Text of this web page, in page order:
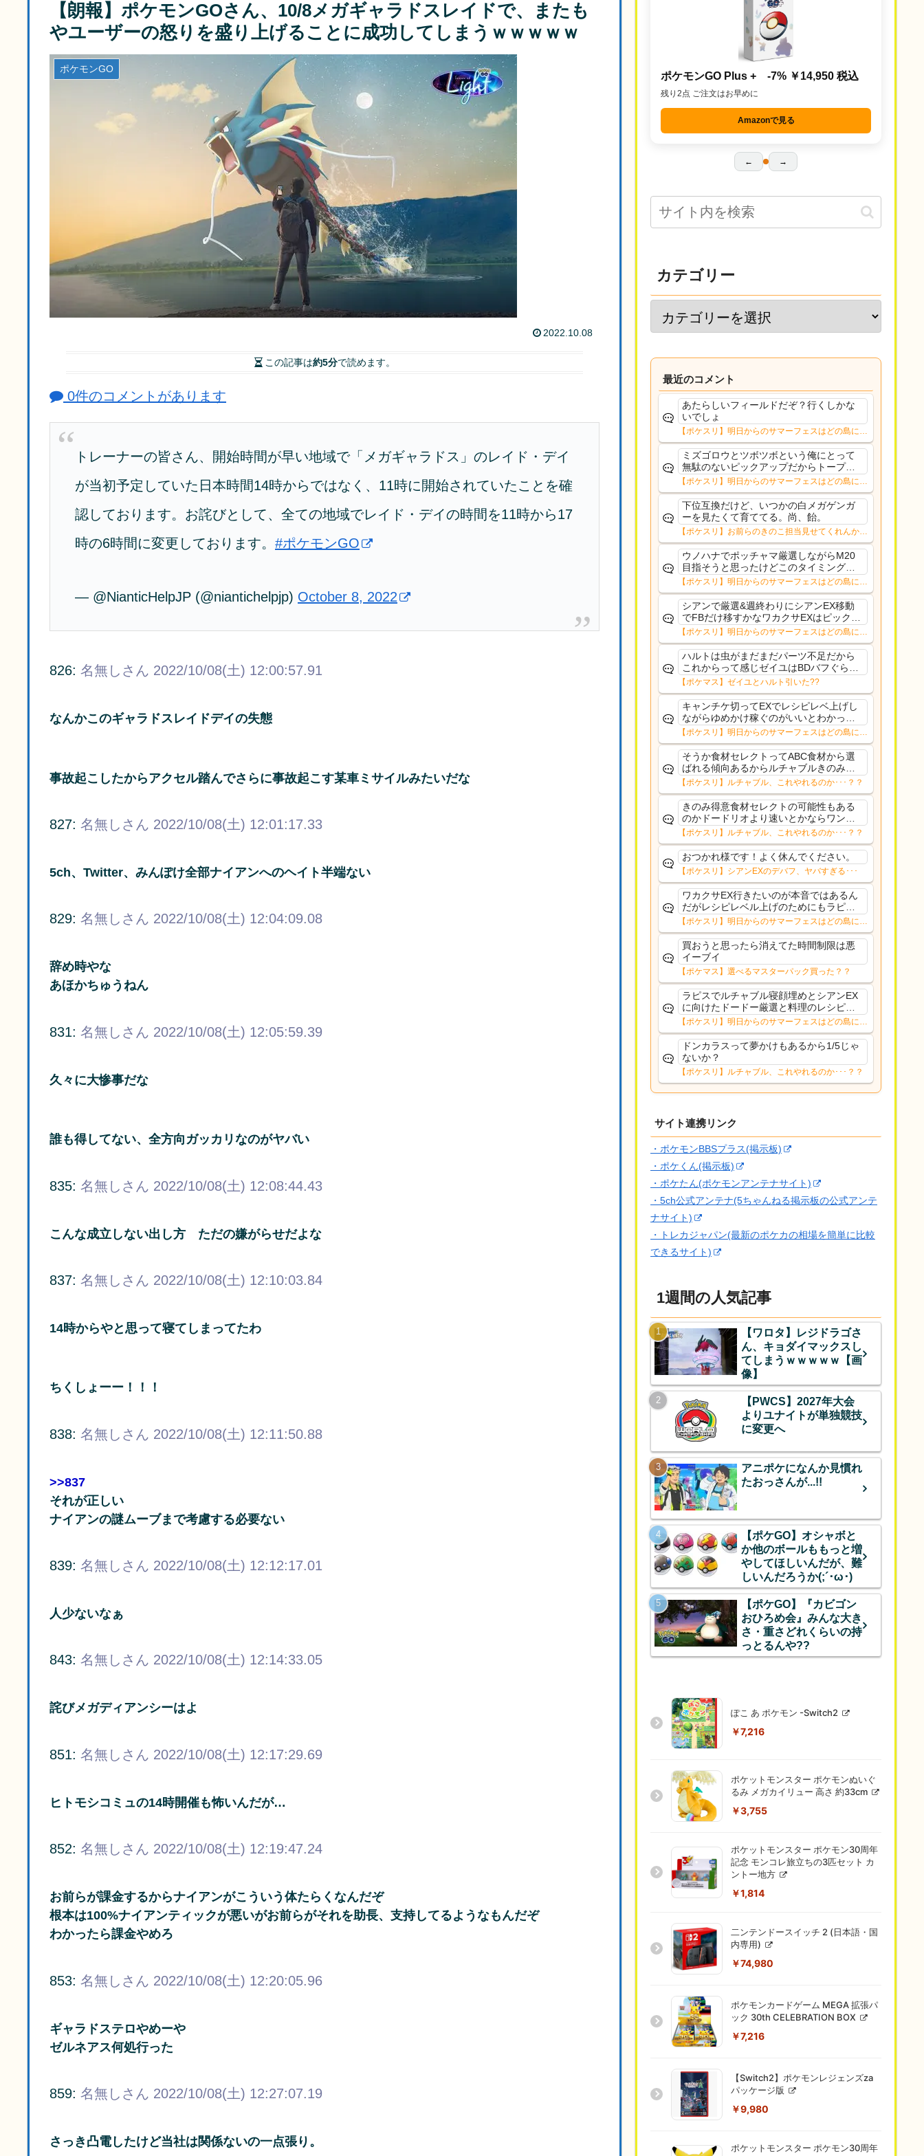
【朗報】ポケモンGOさん、10/8メガギャラドスレイドで、またも
やユーザーの怒りを盛り上げることに成功してしまうｗｗｗｗｗ
ポケモンGO
2022.10.08
この記事は約5分で読めます。
0件のコメントがあります
トレーナーの皆さん、開始時間が早い地域で「メガギャラドス」のレイド・デイ
が当初予定していた日本時間14時からではなく、11時に開始されていたことを確
認しております。お詫びとして、全ての地域でレイド・デイの時間を11時から17
時の6時間に変更しております。 #ポケモンGO
— @NianticHelpJP (@niantichelpjp) October 8, 2022
826: 名無しさん 2022/10/08(土) 12:00:57.91
なんかこのギャラドスレイドデイの失態
事故起こしたからアクセル踏んでさらに事故起こす某車ミサイルみたいだな
827: 名無しさん 2022/10/08(土) 12:01:17.33
5ch、Twitter、みんぽけ全部ナイアンへのヘイト半端ない
829: 名無しさん 2022/10/08(土) 12:04:09.08
辞め時やな
あほかちゅうねん
831: 名無しさん 2022/10/08(土) 12:05:59.39
久々に大惨事だな
誰も得してない、全方向ガッカリなのがヤバい
835: 名無しさん 2022/10/08(土) 12:08:44.43
こんな成立しない出し方 ただの嫌がらせだよな
837: 名無しさん 2022/10/08(土) 12:10:03.84
14時からやと思って寝てしまってたわ
ちくしょーー！！！
838: 名無しさん 2022/10/08(土) 12:11:50.88
>>837
それが正しい
ナイアンの謎ムーブまで考慮する必要ない
839: 名無しさん 2022/10/08(土) 12:12:17.01
人少ないなぁ
843: 名無しさん 2022/10/08(土) 12:14:33.05
詫びメガディアンシーはよ
851: 名無しさん 2022/10/08(土) 12:17:29.69
ヒトモシコミュの14時開催も怖いんだが…
852: 名無しさん 2022/10/08(土) 12:19:47.24
お前らが課金するからナイアンがこういう体たらくなんだぞ
根本は100%ナイアンティックが悪いがお前らがそれを助長、支持してるようなもんだぞ
わかったら課金やめろ
853: 名無しさん 2022/10/08(土) 12:20:05.96
ギャラドステロやめーや
ゼルネアス何処行った
859: 名無しさん 2022/10/08(土) 12:27:07.19
さっき凸電したけど当社は関係ないの一点張り。
ポケモンGO Plus + -7% ￥14,950 税込
残り2点 ご注文はお早めに
Amazonで見る
← →
カテゴリー
最近のコメント
あたらしいフィールドだぞ？行くしかな
いでしょ
【ポケスリ】明日からのサマーフェスはどの島に行
く？？12日㈬からはNMD
ミズゴロウとツボツボという俺にとって
無駄のないピックアップだからトープだ
わルチャブルもそこまでな性能っぽいし
安心していける
【ポケスリ】明日からのサマーフェスはどの島に行
く？？12日㈬からはNMD
下位互換だけど、いつかの白メガゲンガ
ーを見たくて育ててる。尚、飴。
【ポケスリ】お前らのきのこ担当見せてくれんか…
ウノハナでポッチャマ厳選しながらM20
目指そうと思ったけどこのタイミングで
目指す意味もないことに気づいたそれな
ら10%デバフ受け入れてもリサexゆめか
け集めつつFB配れるワカクサEXの方がい
いかな〜
【ポケスリ】明日からのサマーフェスはどの島に行
く？？12日㈬からはNMD
シアンで厳選&週終わりにシアンEX移動
でFBだけ移すかなワカクサEXはピックア
ップ出てくる確率低すぎるルチャブルも
食材セレクトでそんなガチ性能でもない
からラピス行くほどでもないし
【ポケスリ】明日からのサマーフェスはどの島に行
く？？12日㈬からはNMD
ハルトは虫がまだまだパーツ不足だから
これからって感じゼイユはBDバフぐらい
技1で配れるようにしてほしかった
【ポケマス】ゼイユとハルト引いた??
キャンチケ切ってEXでレシピレベ上げし
ながらゆめかけ稼ぐのがいいとわかって
るのだが、ルチャルブルごときに切るよ
りデカヌチャン(きのバ)に期待してゆった
りトープ
【ポケスリ】明日からのサマーフェスはどの島に行
く？？12日㈬からはNMD
そうか食材セレクトってABC食材から選
ばれる傾向あるからルチャブルきのみ得
意でもない限り挽回きついのか。肝心の
ハーブミートジンジャーのAAA共はデバ
フ受けても強そうな面子だもんなぁ
【ポケスリ】ルチャブル、これやれるのか･･･？？
きのみ得意食材セレクトの可能性もある
のかドードリオより速いとかならワンチ
ャン…？
【ポケスリ】ルチャブル、これやれるのか･･･？？
おつかれ様です！よく休んでください。
【ポケスリ】シアンEXのデバフ、ヤバすぎる･･･
ワカクサEX行きたいのが本音ではあるん
だがレシピレベル上げのためにもラピス
かもワカクサEXのデバフ受けながらのレ
シピ上げってかなりストレス有るんよド
ードー厳選とルチャブル寝顔も取っとき
たいし
【ポケスリ】明日からのサマーフェスはどの島に行
く？？12日㈬からはNMD
買おうと思ったら消えてた時間制限は悪
イーブイ
【ポケマス】選べるマスターパック買った？？
ラピスでルチャブル寝顔埋めとシアンEX
に向けたドードー厳選と料理のレシピレ
ベル上げシアンEXにFL移すかは考え中キ
ャンチケは切らずにまったり過ごす予定
【ポケスリ】明日からのサマーフェスはどの島に行
く？？12日㈬からはNMD
ドンカラスって夢かけもあるから1/5じゃ
ないか？
【ポケスリ】ルチャブル、これやれるのか･･･？？
サイト連携リンク
・ポケモンBBSプラス(掲示板)
・ポケくん(掲示板)
・ポケたん(ポケモンアンテナサイト)
・5ch公式アンテナ(5ちゃんねる掲示板の公式アンテ
ナサイト)
・トレカジャパン(最新のポケカの相場を簡単に比較
できるサイト)
1週間の人気記事
【ワロタ】レジドラゴさ
ん、キョダイマックスし
てしまうｗｗｗｗｗ【画
像】
【PWCS】2027年大会
よりユナイトが単独競技
に変更へ
アニポケになんか見慣れ
たおっさんが...!!
【ポケGO】オシャボと
か他のボールももっと増
やしてほしいんだが、難
しいんだろうか(;´･ω･)
【ポケGO】『カビゴン
おひろめ会』みんな大き
さ・重さどれくらいの持
っとるんや??
ぽこ あ ポケモン -Switch2
￥7,216
ポケットモンスター ポケモンぬいぐ
るみ メガカイリュー 高さ 約33cm
￥3,755
ポケットモンスター ポケモン30周年
記念 モンコレ旅立ちの3匹セット カ
ントー地方
￥1,814
二ンテンドースイッチ 2 (日本語・国
内専用)
￥74,980
ポケモンカードゲーム MEGA 拡張パ
ック 30th CELEBRATION BOX
￥7,216
【Switch2】ポケモンレジェンズza
パッケージ版
￥9,980
ポケットモンスター ポケモン30周年